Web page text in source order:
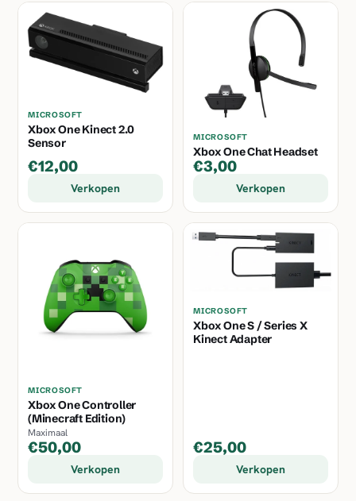
MICROSOFT
Xbox One Kinect 2.0
Sensor
€12,00
Verkopen
MICROSOFT
Xbox One Chat Headset
€3,00
Verkopen
MICROSOFT
Xbox One Controller
(Minecraft Edition)
Maximaal
€50,00
Verkopen
MICROSOFT
Xbox One S / Series X
Kinect Adapter
€25,00
Verkopen